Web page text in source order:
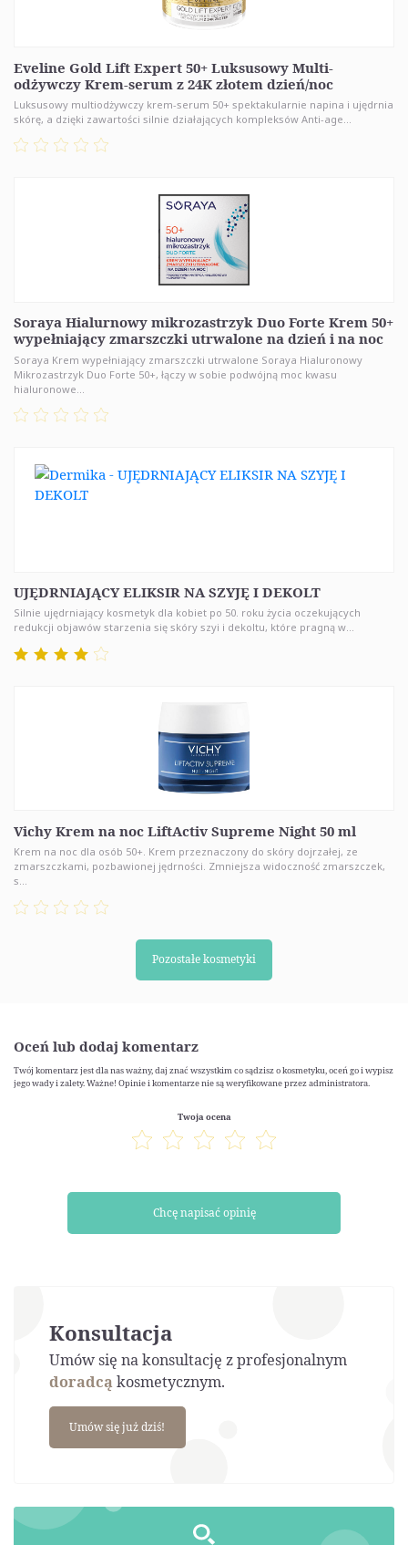
Eveline Gold Lift Expert 50+ Luksusowy Multi-
odżywczy Krem-serum z 24K złotem dzień/noc
Luksusowy multiodżywczy krem-serum 50+ spektakularnie napina i ujędrnia
skórę, a dzięki zawartości silnie działających kompleksów Anti-age...
Soraya Hialurnowy mikrozastrzyk Duo Forte Krem 50+
wypełniający zmarszczki utrwalone na dzień i na noc
Soraya Krem wypełniający zmarszczki utrwalone Soraya Hialuronowy
Mikrozastrzyk Duo Forte 50+, łączy w sobie podwójną moc kwasu
hialuronowe...
UJĘDRNIAJĄCY ELIKSIR NA SZYJĘ I DEKOLT
Silnie ujędrniający kosmetyk dla kobiet po 50. roku życia oczekujących
redukcji objawów starzenia się skóry szyi i dekoltu, które pragną w...
Vichy Krem na noc LiftActiv Supreme Night 50 ml
Krem na noc dla osób 50+. Krem przeznaczony do skóry dojrzałej, ze
zmarszczkami, pozbawionej jędrności. Zmniejsza widoczność zmarszczek,
s...
Pozostałe kosmetyki
Oceń lub dodaj komentarz
Twój komentarz jest dla nas ważny, daj znać wszystkim co sądzisz o kosmetyku, oceń go i wypisz
jego wady i zalety. Ważne! Opinie i komentarze nie są weryfikowane przez administratora.
Twoja ocena
Chcę napisać opinię
Konsultacja
Umów się na konsultację z profesjonalnym
doradcąkosmetycznym.
Umów się już dziś!